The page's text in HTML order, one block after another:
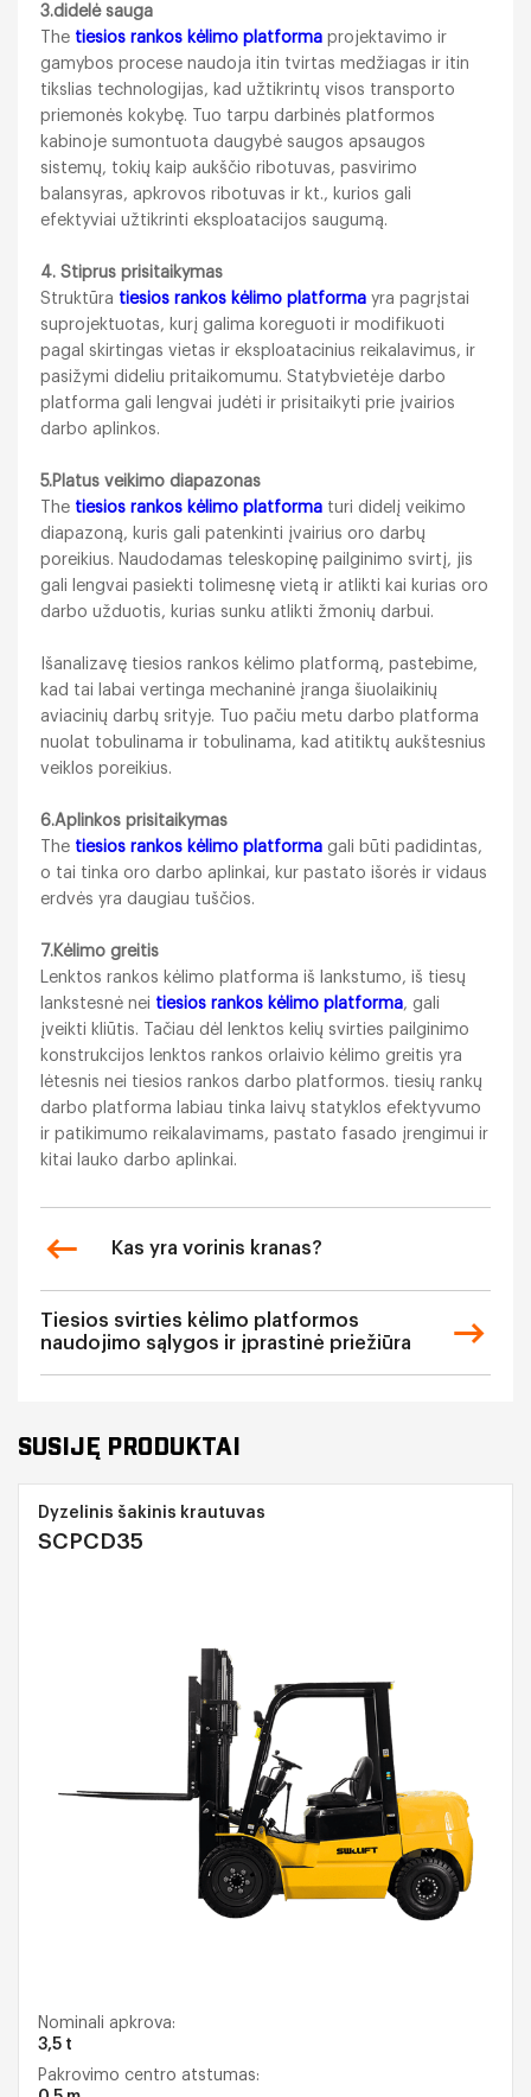
3.didelė sauga
The tiesios rankos kėlimo platforma projektavimo ir
gamybos procese naudoja itin tvirtas medžiagas ir itin
tikslias technologijas, kad užtikrintų visos transporto
priemonės kokybę. Tuo tarpu darbinės platformos
kabinoje sumontuota daugybė saugos apsaugos
sistemų, tokių kaip aukščio ribotuvas, pasvirimo
balansyras, apkrovos ribotuvas ir kt., kurios gali
efektyviai užtikrinti eksploatacijos saugumą.
4. Stiprus prisitaikymas
Struktūra tiesios rankos kėlimo platforma yra pagrįstai
suprojektuotas, kurį galima koreguoti ir modifikuoti
pagal skirtingas vietas ir eksploatacinius reikalavimus, ir
pasižymi dideliu pritaikomumu. Statybvietėje darbo
platforma gali lengvai judėti ir prisitaikyti prie įvairios
darbo aplinkos.
5.Platus veikimo diapazonas
The tiesios rankos kėlimo platforma turi didelį veikimo
diapazoną, kuris gali patenkinti įvairius oro darbų
poreikius. Naudodamas teleskopinę pailginimo svirtį, jis
gali lengvai pasiekti tolimesnę vietą ir atlikti kai kurias oro
darbo užduotis, kurias sunku atlikti žmonių darbui.
Išanalizavę tiesios rankos kėlimo platformą, pastebime,
kad tai labai vertinga mechaninė įranga šiuolaikinių
aviacinių darbų srityje. Tuo pačiu metu darbo platforma
nuolat tobulinama ir tobulinama, kad atitiktų aukštesnius
veiklos poreikius.
6.Aplinkos prisitaikymas
The tiesios rankos kėlimo platforma gali būti padidintas,
o tai tinka oro darbo aplinkai, kur pastato išorės ir vidaus
erdvės yra daugiau tuščios.
7.Kėlimo greitis
Lenktos rankos kėlimo platforma iš lankstumo, iš tiesų
lankstesnė nei tiesios rankos kėlimo platforma, gali
įveikti kliūtis. Tačiau dėl lenktos kelių svirties pailginimo
konstrukcijos lenktos rankos orlaivio kėlimo greitis yra
lėtesnis nei tiesios rankos darbo platformos. tiesių rankų
darbo platforma labiau tinka laivų statyklos efektyvumo
ir patikimumo reikalavimams, pastato fasado įrengimui ir
kitai lauko darbo aplinkai.
Kas yra vorinis kranas?
Tiesios svirties kėlimo platformos
naudojimo sąlygos ir įprastinė priežiūra
SUSIJĘ PRODUKTAI
Dyzelinis šakinis krautuvas
SCPCD35
Nominali apkrova:
3,5 t
Pakrovimo centro atstumas: